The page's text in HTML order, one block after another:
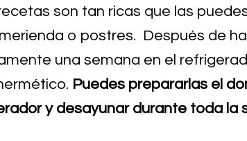
son tan ricas que las
o postres. Después de
una semana en el
Puedes prepararlas el
y desayunar durante toda la